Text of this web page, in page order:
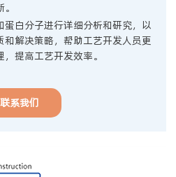
蛋白分子进行详细分析和研究，以
解决策略，帮助工艺开发人员更
提高工艺开发效率。
联系我们